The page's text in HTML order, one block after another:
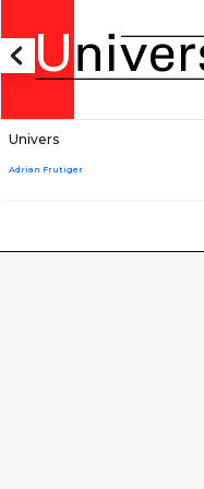
Univers
Adrian Frutiger